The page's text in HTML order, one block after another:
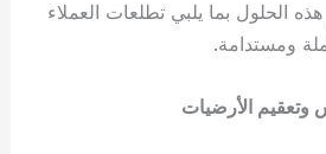
الحلول بما يلبي تطلعات العملاء
ومستدامة.
وتعقيم الأرضيات